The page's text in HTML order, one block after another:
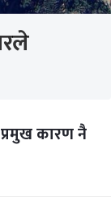
कारण नै